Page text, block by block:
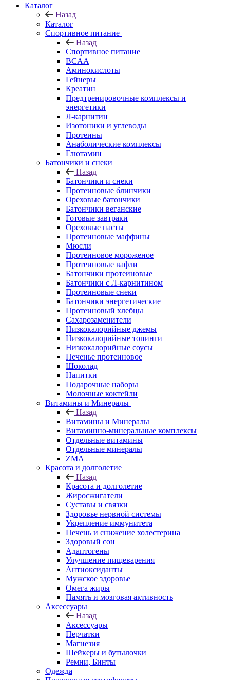
Каталог
Назад
Каталог
Спортивное питание
Назад
Спортивное питание
BCAA
Аминокислоты
Гейнеры
Креатин
Предтренировочные комплексы и
энергетики
Л-карнитин
Изотоники и углеводы
Протеины
Анаболические комплексы
Глютамин
Батончики и снеки
Назад
Батончики и снеки
Протеиновые блинчики
Ореховые батончики
Батончики веганские
Готовые завтраки
Ореховые пасты
Протеиновые маффины
Мюсли
Протеиновое мороженое
Протеиновые вафли
Батончики протеиновые
Батончики с Л-карнитином
Протеиновые снеки
Батончики энергетические
Протеиновый хлебцы
Сахарозаменители
Низкокалорийные джемы
Низкокалорийные топинги
Низкокалорийные соусы
Печенье протеиновое
Шоколад
Напитки
Подарочные наборы
Молочные коктейли
Витамины и Минералы
Назад
Витамины и Минералы
Витаминно-минеральные комплексы
Отдельные витамины
Отдельные минералы
ZMA
Красота и долголетие
Назад
Красота и долголетие
Жиросжигатели
Суставы и связки
Здоровье нервной системы
Укрепление иммунитета
Печень и снижение холестерина
Здоровый сон
Адаптогены
Улучшение пищеварения
Антиоксиданты
Мужское здоровье
Омега жиры
Память и мозговая активность
Аксессуары
Назад
Аксессуары
Перчатки
Магнезия
Шейкеры и бутылочки
Ремни, Бинты
Одежда